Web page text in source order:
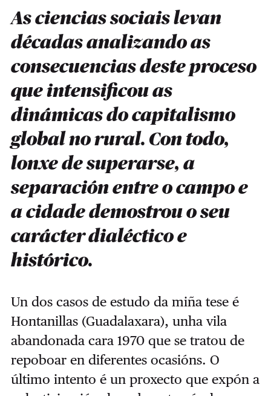
As ciencias sociais levan
décadas analizando as
consecuencias deste proceso
que intensificou as
dinámicas do capitalismo
global no rural. Con todo,
lonxe de superarse, a
separación entre o campo e
a cidade demostrou o seu
carácter dialéctico e
histórico.
Un dos casos de estudo da miña tese é
Hontanillas (Guadalaxara), unha vila
abandonada cara 1970 que se tratou de
repoboar en diferentes ocasións. O
último intento é un proxecto que expón a